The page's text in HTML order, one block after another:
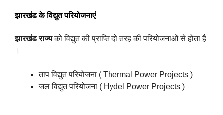
झारखंड के विद्युत परियोजनाएं
झारखंड राज्यको विद्युत की प्राप्ति दो तरह की परियोजनाओं से होता है
।
ताप विद्युत परियोजना ( Thermal Power Projects )
जल विद्युत परियोजना ( Hydel Power Projects )